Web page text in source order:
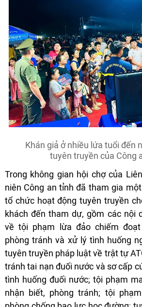
Khán giả ở nhiều lứa tuổi đến
tuyên truyền của Công
Trong không gian hội chợ của
niên Công an tỉnh đã tham gia
tổ chức hoạt động tuyên truyền
khách đến tham dự, gồm các nội
về tội phạm lừa đảo chiếm
phòng tránh và xử lý tình huống
tuyên truyền pháp luật về trật tự
tránh tai nạn đuối nước và sơ cấp
tình huống đuối nước; tội phạm
nhận biết, phòng tránh; tội